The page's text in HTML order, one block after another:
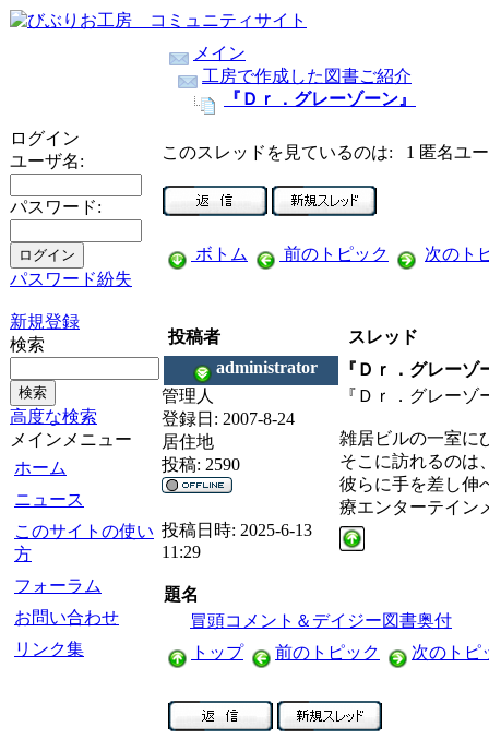
ログイン
ユーザ名:
パスワード:
パスワード紛失
新規登録
検索
高度な検索
メインメニュー
ホーム
ニュース
このサイトの使い
方
フォーラム
お問い合わせ
リンク集
メイン
工房で作成した図書ご紹介
『Ｄｒ．グレーゾーン』
このスレッドを見ているのは: 1 匿名ユ
ボトム 前のトピック 次のト
投稿者
スレッド
administrator
『Ｄｒ．グレーゾ
管理人
登録日: 2007-8-24
居住地
投稿: 2590
『Ｄｒ．グレー
雑居ビルの一室に
そこに訪れるのは
彼らに手を差し伸
療エンターテイン
投稿日時: 2025-6-13
11:29
題名
冒頭コメント＆デイジー図書奥付
トップ
前のトピック 次のトピ